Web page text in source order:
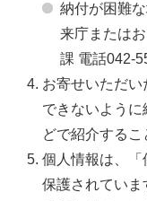
納付が困難
来庁または
課 電話042-
お寄せいただ
できないよう
どで紹介するこ
個人情報は、「
保護されてい